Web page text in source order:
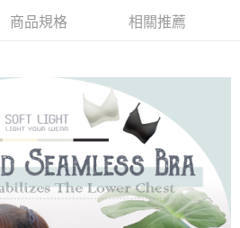
繳費通知簡訊。
取消之訂單仍視為有效，需透過AFTEE先享
享後付 」之結帳頁面顯示為準，若有關於
退款等相關疑問，請聯繫「AFTEE先享後付
support/home
司提供之「AFTEE先享後付」服務完成之交
供個人資料，並將交易相關給付款項請求債
上)免運費
上)免運費
上)免運費
上)免運費
商品規格 相關推薦